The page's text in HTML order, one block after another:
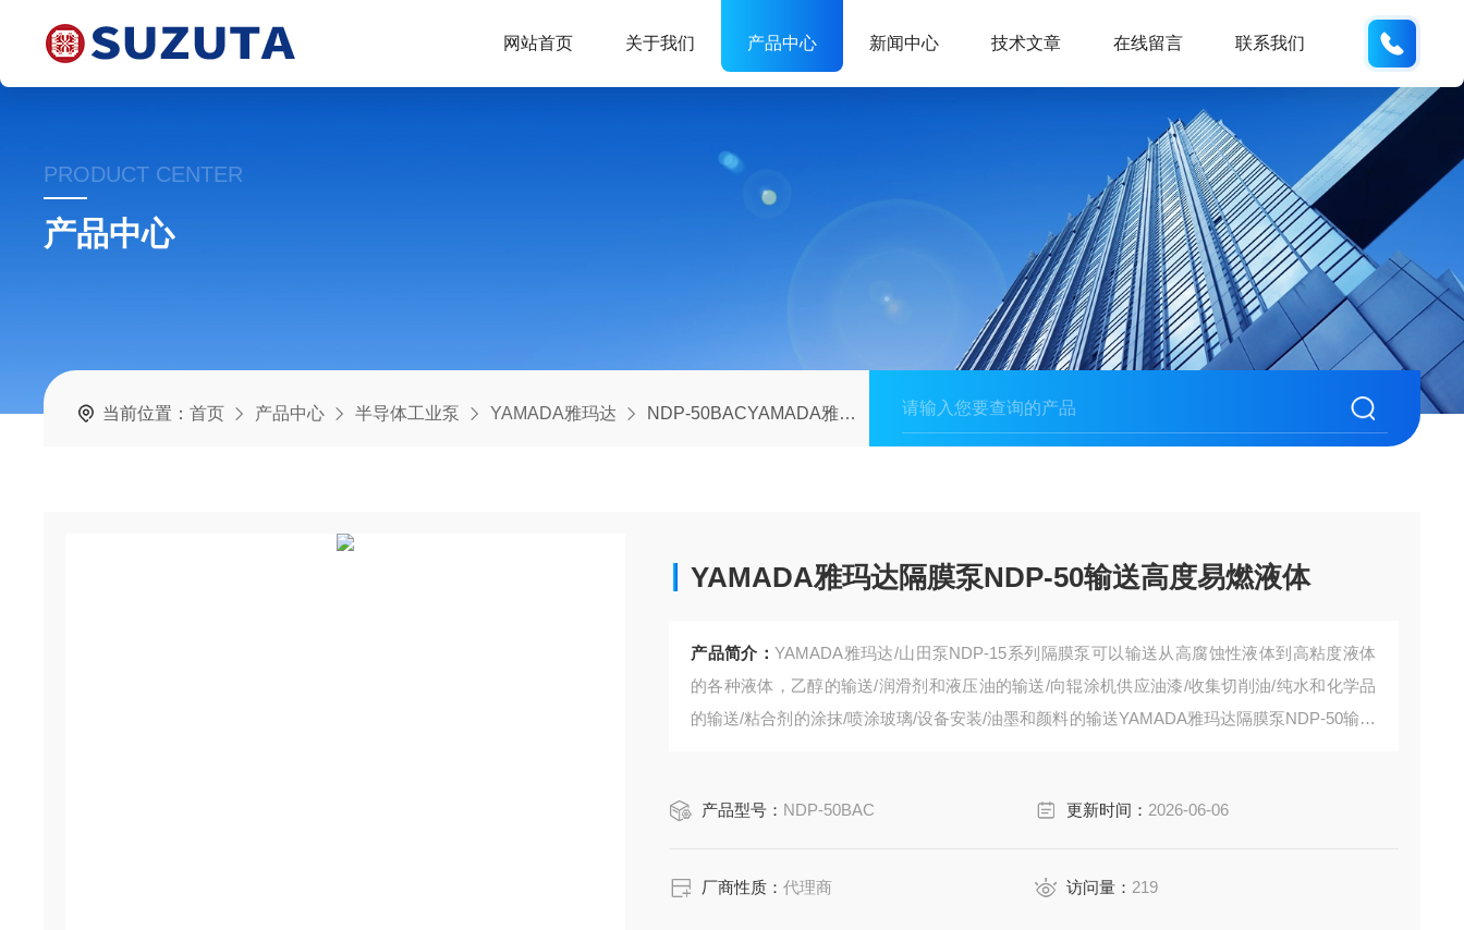
网站首页 关于我们 产品中心 新闻中心 技术文章 在线留言 联系我们
PRODUCT CENTER
产品中心
当前位置：首页 产品中心 半导体工业泵 YAMADA雅玛达 NDP-50BACYAMADA雅玛达隔膜泵NDP-50输送高度易燃液体
YAMADA雅玛达隔膜泵NDP-50输送高度易燃液体
产品简介：YAMADA雅玛达/山田泵NDP-15系列隔膜泵可以输送从高腐蚀性液体到高粘度液体
的各种液体，乙醇的输送/润滑剂和液压油的输送/向辊涂机供应油漆/收集切削油/纯水和化学品
的输送/粘合剂的涂抹/喷涂玻璃/设备安装/油墨和颜料的输送YAMADA雅玛达隔膜泵NDP-50输送
产品型号： NDP-50BAC 更新时间： 2026-06-06
厂商性质：代理商 访问量： 219